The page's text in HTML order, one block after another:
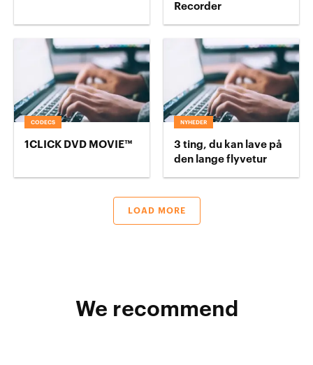
Recorder
CODECS
1CLICK DVD MOVIE™
NYHEDER
3 ting, du kan lave på
den lange flyvetur
LOAD MORE
We recommend